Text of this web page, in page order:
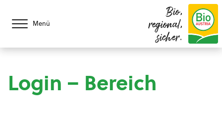
Menü
Bio,
regional,
sicher.
Login – Bereich